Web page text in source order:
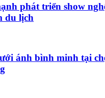
phát triển show
du lịch
ánh bình minh tại